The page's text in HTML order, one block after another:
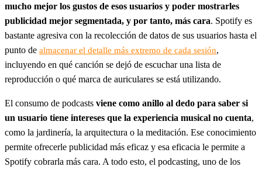
mucho mejor los gustos de esos usuarios y poder mostrarles
publicidad mejor segmentada, y por tanto, más cara. Spotify es
bastante agresiva con la recolección de datos de sus usuarios hasta el
punto de almacenar el detalle más extremo de cada sesión,
incluyendo en qué canción se dejó de escuchar una lista de
reproducción o qué marca de auriculares se está utilizando.
El consumo de podcasts viene como anillo al dedo para saber si
un usuario tiene intereses que la experiencia musical no cuenta,
como la jardinería, la arquitectura o la meditación. Ese conocimiento
permite ofrecerle publicidad más eficaz y esa eficacia le permite a
Spotify cobrarla más cara. A todo esto, el podcasting, uno de los